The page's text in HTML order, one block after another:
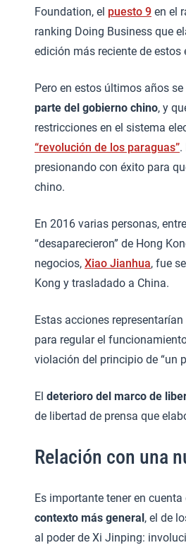
Foundation, el puesto 9 en el
ranking Doing Business que
edición más reciente de estos
Pero en estos últimos años
parte del gobierno chino, y
restricciones en el sistema
“revolución de los paraguas”.
presionando con éxito para
chino.
En 2016 varias personas,
“desaparecieron” de Hong
negocios, Xiao Jianhua, fue
Kong y trasladado a China.
Estas acciones representarían
para regular el
violación del principio de “un
El deterioro del marco de
de libertad de prensa que
Relación con una
Es importante tener en
contexto más general , el de
al poder de Xi Jinping: